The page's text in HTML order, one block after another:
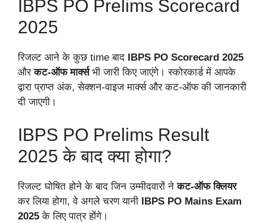
IBPS PO Prelims Scorecard
2025
रिजल्ट आने के कुछ time बाद IBPS PO Scorecard 2025
औरकट-ऑफ मार्क्सभी जारी किए जाएंगे। स्कोरकार्ड में आपके
द्वारा प्राप्त अंक, सेक्शन-वाइज मार्क्स और कट-ऑफ की जानकारी
दी जाएगी।
IBPS PO Prelims Result
2025 के बाद क्या होगा?
रिजल्ट घोषित होने के बाद जिन उम्मीदवारों नेकट-ऑफ क्लियर
कर लिया होगा, वे अगले चरण यानी
IBPS PO Mains Exam
2025 के लिए पात्र होंगे।